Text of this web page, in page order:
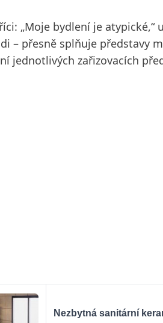
„Moje bydlení je
– přesně splňuje představy
jednotlivých zařizovacích
Nezbytná sanitární